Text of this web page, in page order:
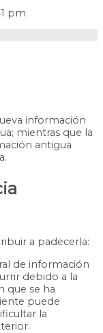
pm
información
mientras que la
antigua
a padecerla:
de información
debido a la
que se ha
puede
la